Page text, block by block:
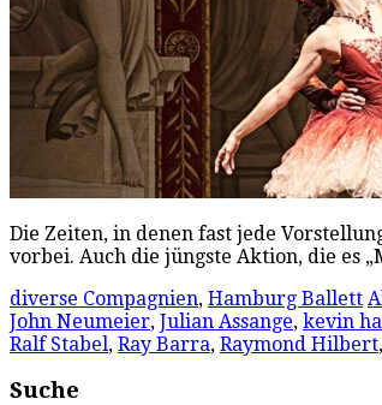
Die Zeiten, in denen fast jede
vorbei. Auch die jüngste Aktion, die es
diverse Compagnien, Hamburg Ballett
John Neumeier, Julian Assange, kevin
Ralf Stabel, Ray Barra, Raymond Hilbert,
Suche